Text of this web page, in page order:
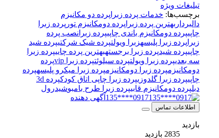
تبلیغات ویژه
برچسب‌ها:خدمات پرده زبراپرده دو مکانیزم
دالبرداربهترین پرده زبراپرده دومکانیزم تور پرده زبرا
پرده دومکانیزم باندی چاپیپرده زبرانصب پرده
پرده زبرا پلیسه زبرا ویولت پرده شیک شرکتیپرده شید
پرده شیدپرده زبرا برجسته بهترین پرده چاییپرده زبرا
سه بعدیپرده زبرا ویولت پرده سیلوئتپرده زبرا vip
پرده
دومکانیزمپرده زبرا دومکانیزمپرده زبرا میکرو پلیسه پرده
پرده زبرا گلدوزیپرده زبرا چاپی اتاق کودک
پرده 3d
پرده دومکانیزم قابی پرده زبرا طرح بامبو شیدرول
0917****135
آگهی دهنده
اطلاعات تماس